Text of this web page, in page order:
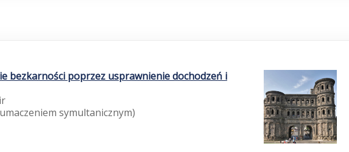
bezkarności poprzez usprawnienie dochodzeń i
symultanicznym)